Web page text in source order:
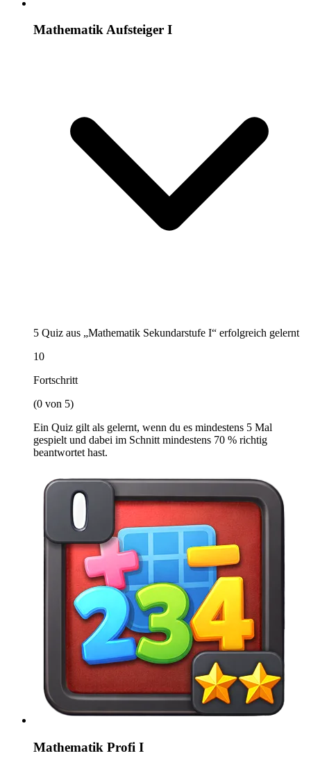
Mathematik Aufsteiger I
5 Quiz aus „Mathematik Sekundarstufe I“ erfolgreich gelernt
10
Fortschritt
(0 von 5)
Ein Quiz gilt als gelernt, wenn du es mindestens 5 Mal
gespielt und dabei im Schnitt mindestens 70 % richtig
beantwortet hast.
Mathematik Profi I